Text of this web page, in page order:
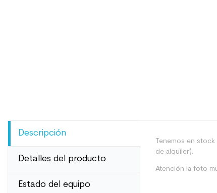
Descripción
Detalles del producto
Estado del equipo
Tenemos en
de alquiler).
Atención la foto